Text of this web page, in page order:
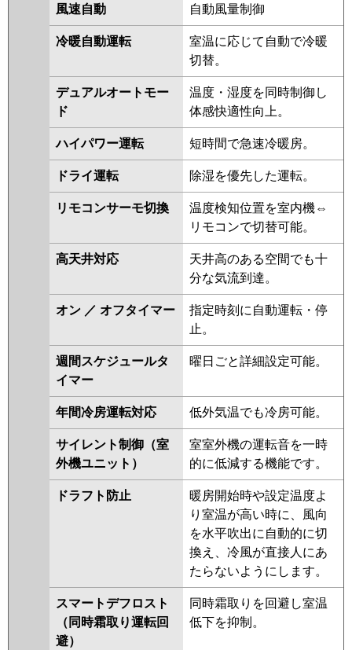
RCEB16041MUB RCSB16043MUB
RPSB16033MU RPHB16031MU
RCHB16041MU RCHB16041XU
RCEB16041MU
RCSB16043XU
RCSB16043MU
RPHB16031M RPSB16033M
RCEB16031M RCEB16031X
RPHB16021M RPSB16023M
RCHB16031M RCHB16031X
APHB16054M-R APSB16057M
APEB16057M ACHB16084M
ACHB16084M-R ACHB16084X
ACHB16084X-R ACEB16037M
ACEB16037X RCSB16033M
RCSB16033X ACEB16087M
ACEB16087X ACSB16087M
ACSB16087X
三菱電機 PCZX-HRMP160K5 PCZX-
HRMP160KL5 PCZX-ERMP160K5
HRMP160K4 PCZX-HRMP160KL4
PCZX-ERMP160K4 PCZX-
ERMP160KL4 PCZX-HRMP160K3
PCZX-HRMP160KL3 PCZX-
ERMP160K3 PCZX-ERMP160KL3
PCZX-HRMP160H2 PCZX-
HRMP160KL2 PCZX-HRMP160K2
PCZX-ERMP160H2 PCZX-
ERMP160K2 PCZX-HRMP160HZ
PCZX-HRMP160KZ
PCZX-
HRMP160KLZ PCZX-ERMP160HZ
PCZX-ERMP160KZ PCZX-
ERMP160KLZ PCZX-HRMP160HY
風速自動 自動風量制御
冷暖自動運転
室温に応じて自動で冷暖
切替。
デュアルオートモー
ド
温度・湿度を同時制御し
体感快適性向上。
ハイパワー運転 短時間で急速冷暖房。
ドライ運転 除湿を優先した運転。
リモコンサーモ切換
温度検知位置を室内機⇔
リモコンで切替可能。
高天井対応
天井高のある空間でも十
分な気流到達。
オン ／ オフタイマー
指定時刻に自動運転・停
止。
週間スケジュールタ
イマー
曜日ごと詳細設定可能。
年間冷房運転対応 低外気温でも冷房可能。
サイレント制御（室
外機ユニット）
室室外機の運転音を一時
的に低減する機能です。
ドラフト防止
暖房開始時や設定温度よ
り室温が高い時に、風向
を水平吹出に自動的に切
換え、冷風が直接人にあ
たらないようにします。
スマートデフロスト
（同時霜取り運転回
避）
同時霜取りを回避し室温
低下を抑制。